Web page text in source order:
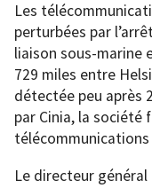
Les
perturbées par
liaison sous-marine
729 miles entre
détectée peu après
par Cinia, la société
Le directeur général